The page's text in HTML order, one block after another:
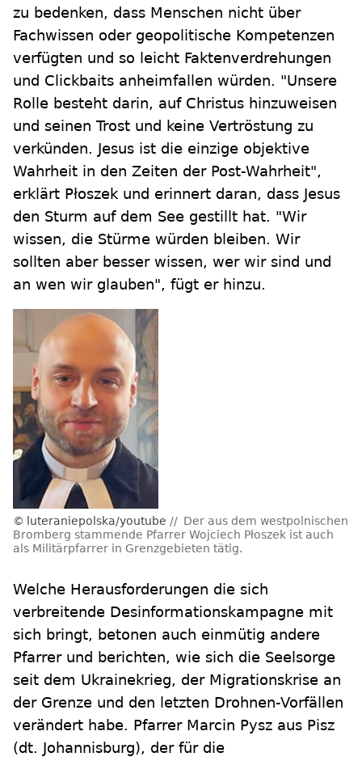
zu bedenken, dass Menschen nicht über
Fachwissen oder geopolitische Kompetenzen
verfügten und so leicht Faktenverdrehungen
und Clickbaits anheimfallen würden. "Unsere
Rolle besteht darin, auf Christus hinzuweisen
und seinen Trost und keine Vertröstung zu
verkünden. Jesus ist die einzige objektive
Wahrheit in den Zeiten der Post-Wahrheit",
erklärt Płoszek und erinnert daran, dass Jesus
den Sturm auf dem See gestillt hat. "Wir
wissen, die Stürme würden bleiben. Wir
sollten aber besser wissen, wer wir sind und
an wen wir glauben", fügt er hinzu.
luteraniepolska/youtube
Der aus dem westpolnischen
Bromberg stammende Pfarrer Wojciech Płoszek ist auch
als Militärpfarrer in Grenzgebieten tätig.
Welche Herausforderungen die sich
verbreitende Desinformationskampagne mit
sich bringt, betonen auch einmütig andere
Pfarrer und berichten, wie sich die Seelsorge
seit dem Ukrainekrieg, der Migrationskrise an
der Grenze und den letzten Drohnen-Vorfällen
verändert habe. Pfarrer Marcin Pysz aus Pisz
(dt. Johannisburg), der für die